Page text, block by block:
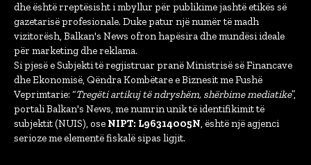
dhe është rreptësisht i mbyllur për publikime jashtë etikës së
gazetarisë profesionale. Duke patur një numër të madh
vizitorësh, Balkan's News ofron hapësira dhe mundësi ideale
për marketing dhe reklama.
Si pjesë e Subjekti të regjistruar pranë Ministrisë së Financave
dhe Ekonomisë, Qëndra Kombëtare e Biznesit me Fushë
Veprimtarie: “Tregëti artikuj të ndryshëm, shërbime mediatike”,
portali Balkan's News, me numrin unik të identifikimit të
subjektit (NUIS), ose NIPT: L96314005N, është një agjenci
serioze me elementë fiskalë sipas ligjit.